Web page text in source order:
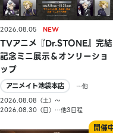
2026.08.05
TVアニメ『Dr.STONE』完結
記念ミニ展示＆オンリーショ
ップ
アニメイト池袋本店
…他
2026.08.08（土）〜
2026.08.30（日）…他3日程